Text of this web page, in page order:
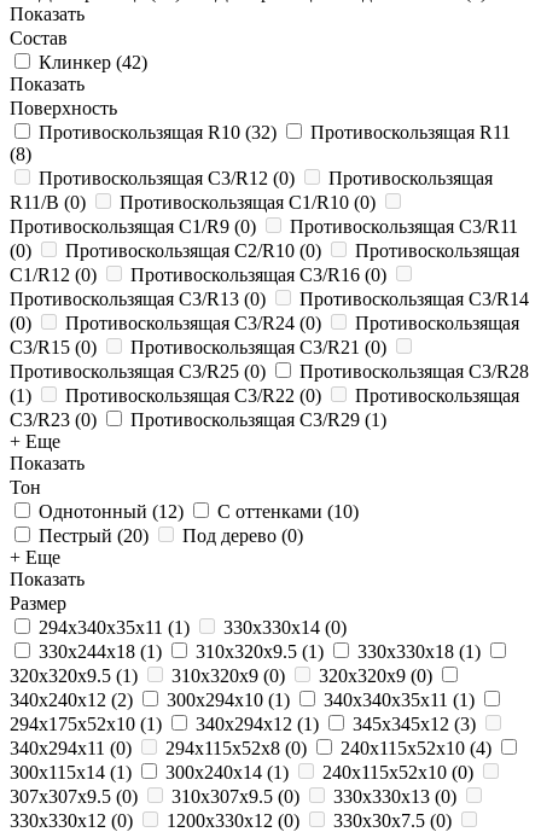
Показать
Состав
Клинкер (42)
Показать
Поверхность
Противоскользящая R10 (32)
Противоскользящая R11
(8)
Противоскользящая C3/R12 (0)
Противоскользящая
R11/B (0) Противоскользящая C1/R10 (0)
Противоскользящая C1/R9 (0)
Противоскользящая C3/R11
(0) Противоскользящая C2/R10 (0)
Противоскользящая
C1/R12 (0) Противоскользящая C3/R16 (0)
Противоскользящая C3/R13 (0)
Противоскользящая C3/R14
(0) Противоскользящая C3/R24 (0)
Противоскользящая
C3/R15 (0) Противоскользящая C3/R21 (0)
Противоскользящая C3/R25 (0)
Противоскользящая C3/R28
(1) Противоскользящая C3/R22 (0)
Противоскользящая
C3/R23 (0) Противоскользящая C3/R29 (1)
+ Еще
Показать
Тон
Однотонный (12) С оттенками (10)
Пестрый (20) Под дерево (0)
+ Еще
Показать
Размер
294х340х35х11 (1) 330x330x14 (0)
330x244x18 (1) 310x320x9.5 (1) 330x330x18 (1)
320x320x9.5 (1) 310x320x9 (0) 320x320x9 (0)
340x240x12 (2) 300x294x10 (1) 340х340х35х11 (1)
294x175x52x10 (1) 340x294x12 (1) 345x345x12 (3)
340х294х11 (0) 294х115х52х8 (0) 240x115x52x10 (4)
300x115x14 (1) 300x240x14 (1) 240х115х52х10 (0)
307x307x9.5 (0) 310x307x9.5 (0) 330x330x13 (0)
330x330x12 (0) 1200x330x12 (0) 330x30x7.5 (0)